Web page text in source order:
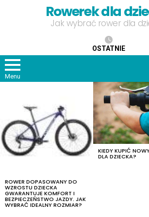
Rowerek dla
Jak wybrać rower dla
OSTATNIE
Menu
ROWER DOPASOWANY DO
WZROSTU DZIECKA
GWARANTUJE KOMFORT I
BEZPIECZEŃSTWO JAZDY. JAK
WYBRAĆ IDEALNY ROZMIAR?
KIEDY KUPIĆ
DLA DZIECKA?